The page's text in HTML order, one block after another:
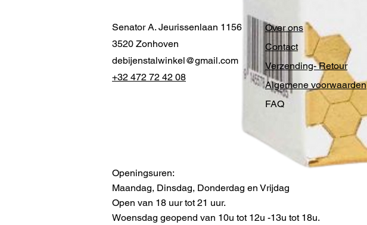
Senator A. Jeurissenlaan 1156
3520 Zonhoven
debijenstalwinkel@gmail.com
+32 472 72 42 08
Over ons
Contact
Verzending- Retour
Algemene voorwaarden
FAQ
Openingsuren:
Maandag, Dinsdag, Donderdag en Vrijdag
Open van 18 uur tot 21 uur.
Woensdag geopend van 10u tot 12u -13u tot 18u.